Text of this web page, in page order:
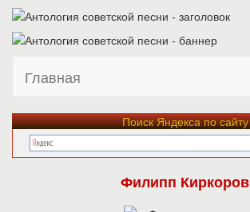
Главная
Поиск Яндекса по сайту
Филипп Киркоров